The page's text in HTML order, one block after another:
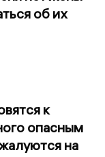
об их
к
опасным
на